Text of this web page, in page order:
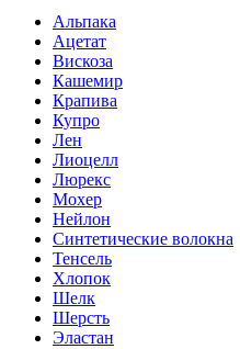
Альпака
Ацетат
Вискоза
Кашемир
Крапива
Купро
Лен
Лиоцелл
Люрекс
Мохер
Нейлон
Синтетические волокна
Тенсель
Хлопок
Шелк
Шерсть
Эластан